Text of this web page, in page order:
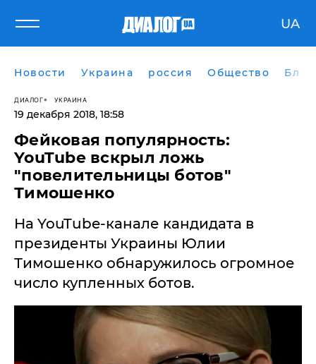
UA
Новости Украина россия Общество
ДИАЛОГ УКРАИНА
19 декабря 2018, 18:58
​Фейковая популярность:
YouTube вскрыл ложь
"повелительницы ботов"
Тимошенко
На YouTube-канале кандидата в
президенты Украины Юлии
Тимошенко обнаружилось огромное
число купленных ботов.